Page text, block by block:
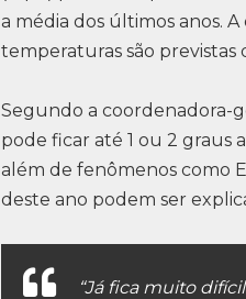
a média dos últimos anos.
temperaturas são
Segundo a coordenadora-
pode ficar até 1 ou 2 graus
além de fenômenos como
deste ano podem ser
“Já fica muito